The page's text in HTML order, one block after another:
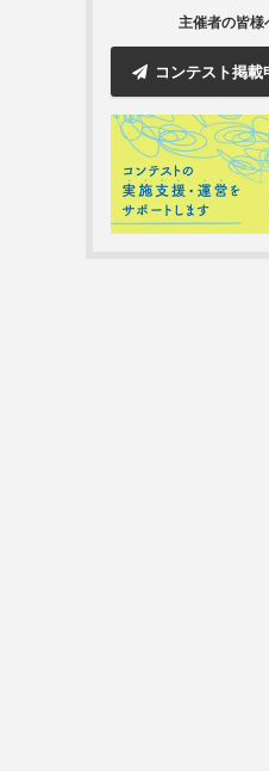
主催者の皆様
コンテスト掲載